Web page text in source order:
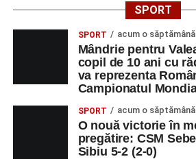
SPORT
SPORT acum o săptămână
Mândrie pentru
copil de 10 ani cu
va reprezenta
Campionatul
SPORT acum o săptămână
O nouă victorie în
pregătire: CSM
Sibiu 5-2 (2-0)